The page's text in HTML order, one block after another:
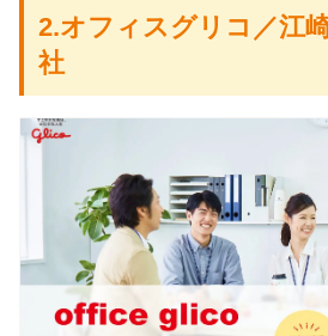
2.オフィスグリコ／江
社